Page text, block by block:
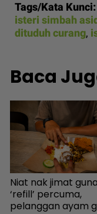
Tags/Kata Kunci:
isteri simbah
dituduh curang,
Baca
Niat nak jimat
‘refill’ percuma,
pelanggan ayam